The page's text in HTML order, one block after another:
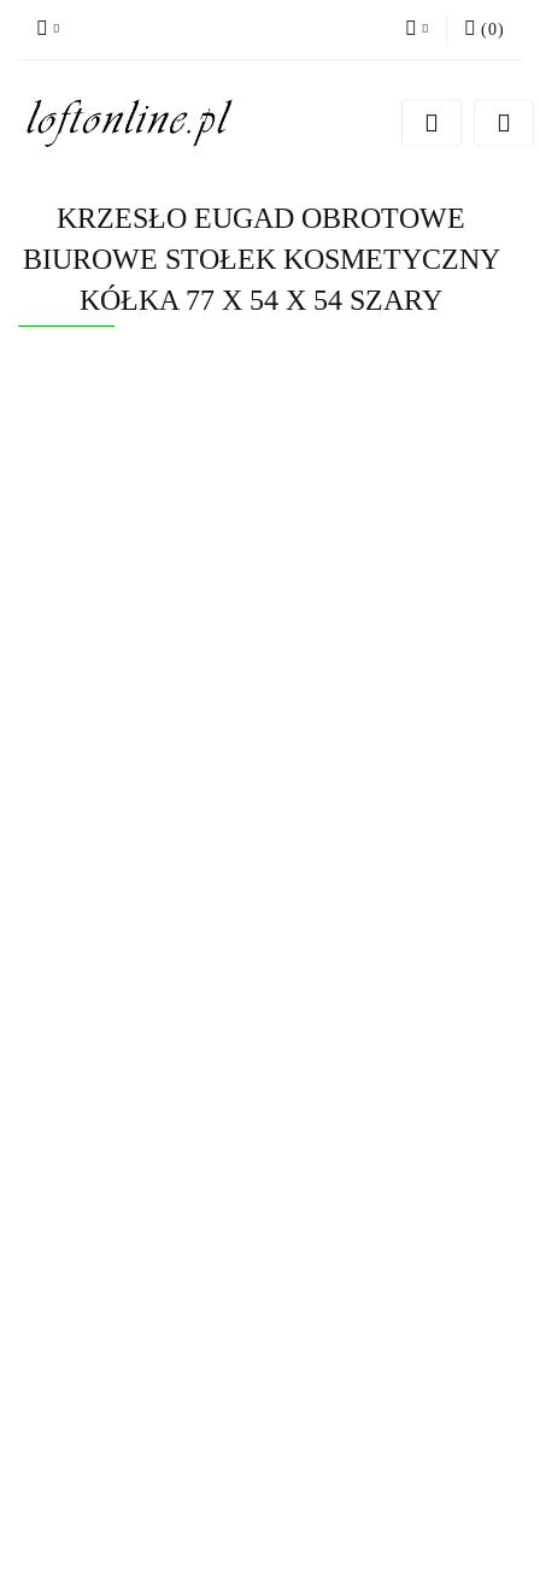
Zarejestruj się
(0)
KRZESŁO EUGAD OBROTOWE
BIUROWE STOŁEK KOSMETYCZNY
KÓŁKA 77 X 54 X 54 SZARY